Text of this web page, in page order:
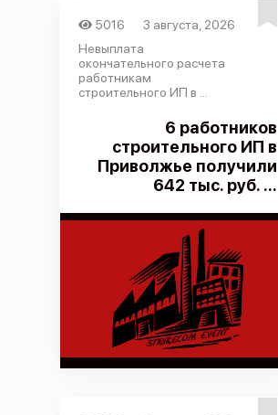
5016
3 августа, 2026
Невыплата
окончательного расчета
работникам
строительного ИП в ...
6 работников
строительного ИП в
Приволжье получили
642 тыс. руб. ...